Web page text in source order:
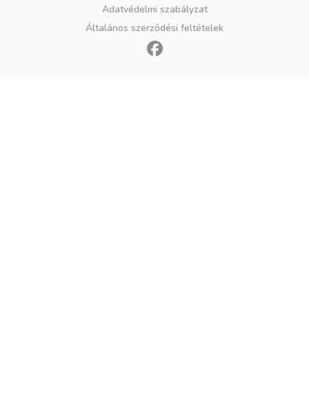
Adatvédelmi szabályzat
Általános szerződési feltételek
F
a